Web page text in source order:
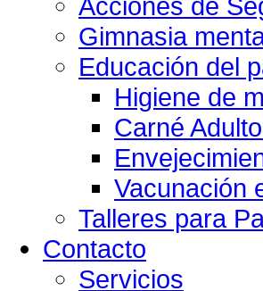
Gimnasia
Educación del
Higiene de
Carné
Vacunación
Talleres para
Contacto
Servicios